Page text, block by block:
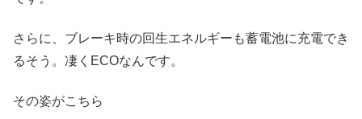
さらに、ブレーキ時の回生エネルギーも蓄電池に充電でき
るそう。凄くECOなんです。
その姿がこちら